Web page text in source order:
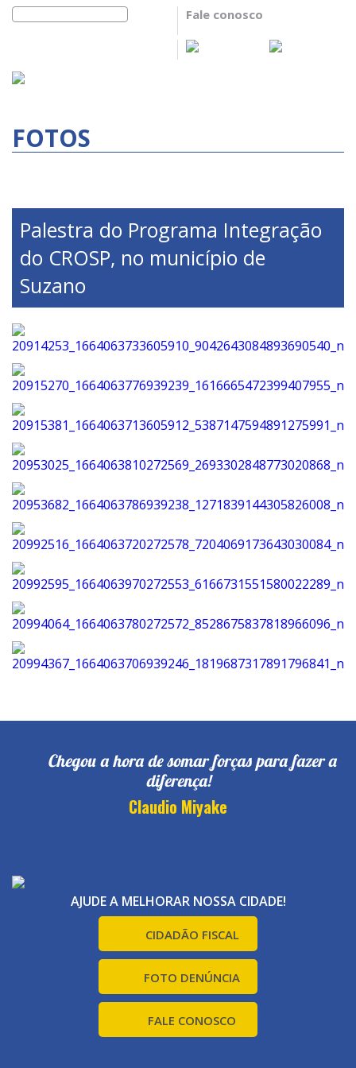
Fale conosco
FOTOS
Palestra do Programa Integração
do CROSP, no município de
Suzano
Chegou a hora de somar forças para fazer a
diferença!
Claudio Miyake
AJUDE A MELHORAR NOSSA CIDADE!
CIDADÃO FISCAL
FOTO DENÚNCIA
FALE CONOSCO